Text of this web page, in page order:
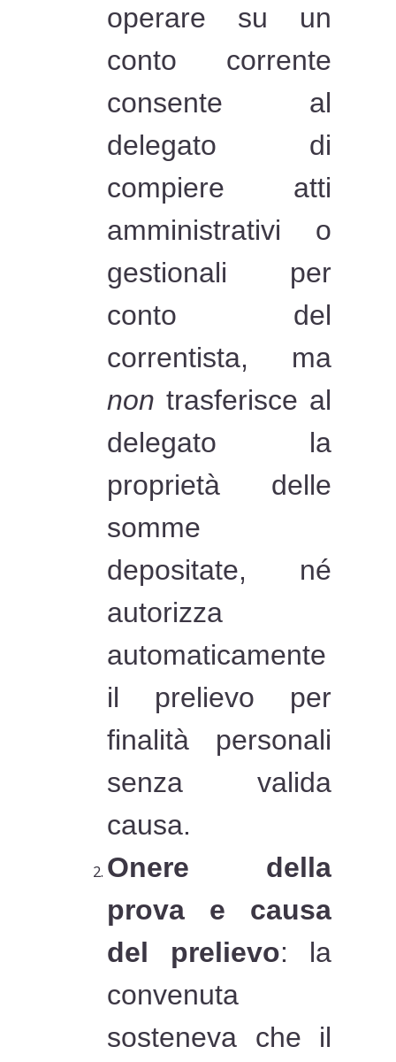
operare su un
conto corrente
consente al
delegato di
compiere atti
amministrativi o
gestionali per
conto del
correntista, ma
non trasferisce al
delegato la
proprietà delle
somme
depositate, né
autorizza
automaticamente
il prelievo per
finalità personali
senza valida
causa.
Onere della
prova e causa
del prelievo: la
convenuta
sosteneva che il